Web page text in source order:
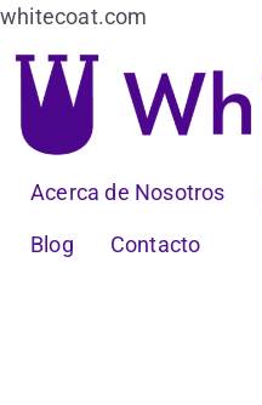
whitecoat.com
Acerca de Nosotros
Blog Contacto